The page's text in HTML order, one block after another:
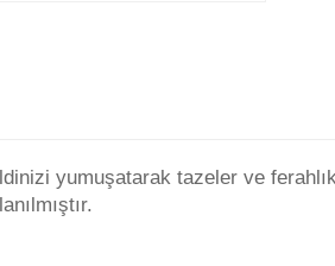
yumuşatarak tazeler ve